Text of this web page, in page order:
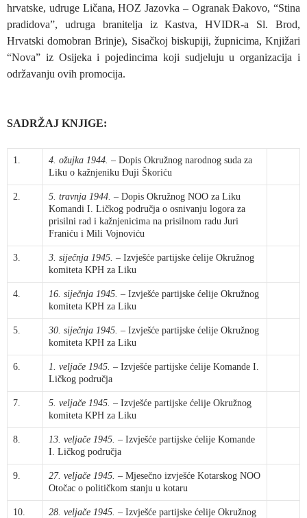
hrvatske, udruge Ličana, HOZ Jazovka – Ogranak Đakovo, “Stina
pradidova”, udruga branitelja iz Kastva, HVIDR-a Sl. Brod,
Hrvatski domobran Brinje), Sisačkoj biskupiji, župnicima, Knjižari
“Nova” iz Osijeka i pojedincima koji sudjeluju u organizacija i
održavanju ovih promocija.
SADRŽAJ KNJIGE:
1. 4. ožujka 1944. – Dopis Okružnog narodnog suda za
Liku o kažnjeniku Đuji Škoriću
2. 5. travnja 1944. – Dopis Okružnog NOO za Liku
Komandi I. Ličkog područja o osnivanju logora za
prisilni rad i kažnjenicima na prisilnom radu Juri
Franiću i Mili Vojnoviću
3. 3. siječnja 1945. – Izvješće partijske ćelije Okružnog
komiteta KPH za Liku
4. 16. siječnja 1945. – Izvješće partijske ćelije Okružnog
komiteta KPH za Liku
5. 30. siječnja 1945. – Izvješće partijske ćelije Okružnog
komiteta KPH za Liku
6. 1. veljače 1945. – Izvješće partijske ćelije Komande I.
Ličkog područja
7. 5. veljače 1945. – Izvješće partijske ćelije Okružnog
komiteta KPH za Liku
8. 13. veljače 1945. – Izvješće partijske ćelije Komande
I. Ličkog područja
9. 27. veljače 1945. – Mjesečno izvješće Kotarskog NOO
Otočac o političkom stanju u kotaru
10. 28. veljače 1945. – Izvješće partijske ćelije Okružnog